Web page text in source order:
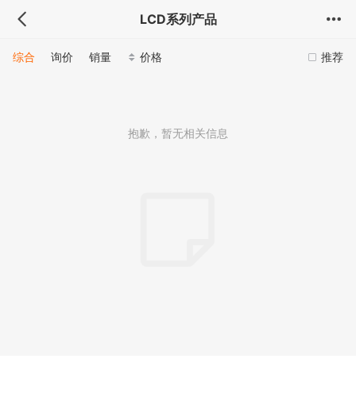
LCD系列产品
推荐
综合 询价 销量 价格
抱歉，暂无相关信息